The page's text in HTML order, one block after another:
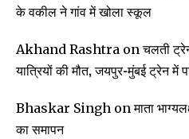
के वकील ने गांव में खोला स्कूल
Akhand Rashtra onचलती
यात्रियों की मौत, जयपुर-मुंबई ट्रेन में
Bhaskar Singh onमाता
का समापन